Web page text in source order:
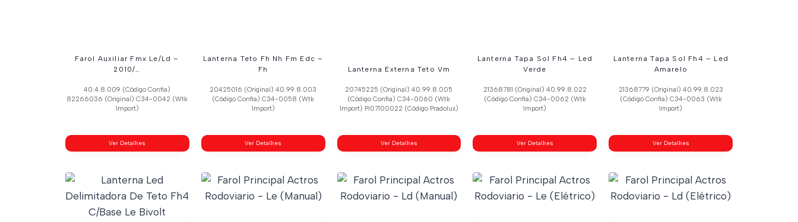
Farol Auxiliar Fmx Le/Ld –
2010/…
40.4.8.009 (Código Confia)
82266036 (Original) C34-0042 (Wtk
Import)
Ver Detalhes
Lanterna Teto Fh Nh Fm Edc –
Fh
20425016 (Original) 40.99.8.003
(Código Confia) C34-0058 (Wtk
Import)
Ver Detalhes
Lanterna Externa Teto Vm
20745225 (Original) 40.99.8.005
(Código Confia) C34-0060 (Wtk
Import) Pl07100022 (Código Pradolux)
Ver Detalhes
Lanterna Tapa Sol Fh4 – Led
Verde
21368781 (Original) 40.99.8.022
(Código Confia) C34-0062 (Wtk
Import)
Ver Detalhes
Lanterna Tapa Sol Fh4 – Led
Amarelo
21368779 (Original) 40.99.8.023
(Código Confia) C34-0063 (Wtk
Import)
Ver Detalhes